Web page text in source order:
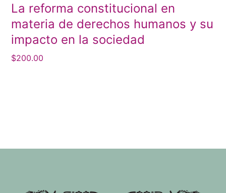
La reforma constitucional en
materia de derechos humanos y su
impacto en la sociedad
$200.00